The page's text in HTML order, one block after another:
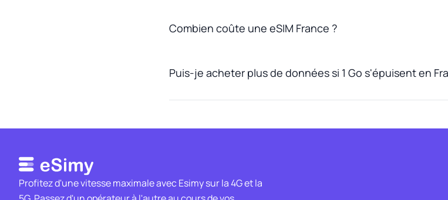
Combien coûte une eSIM France ?
Puis-je acheter plus de données si 1 Go s'épuisent en
Profitez d'une vitesse maximale avec Esimy sur la 4G et la